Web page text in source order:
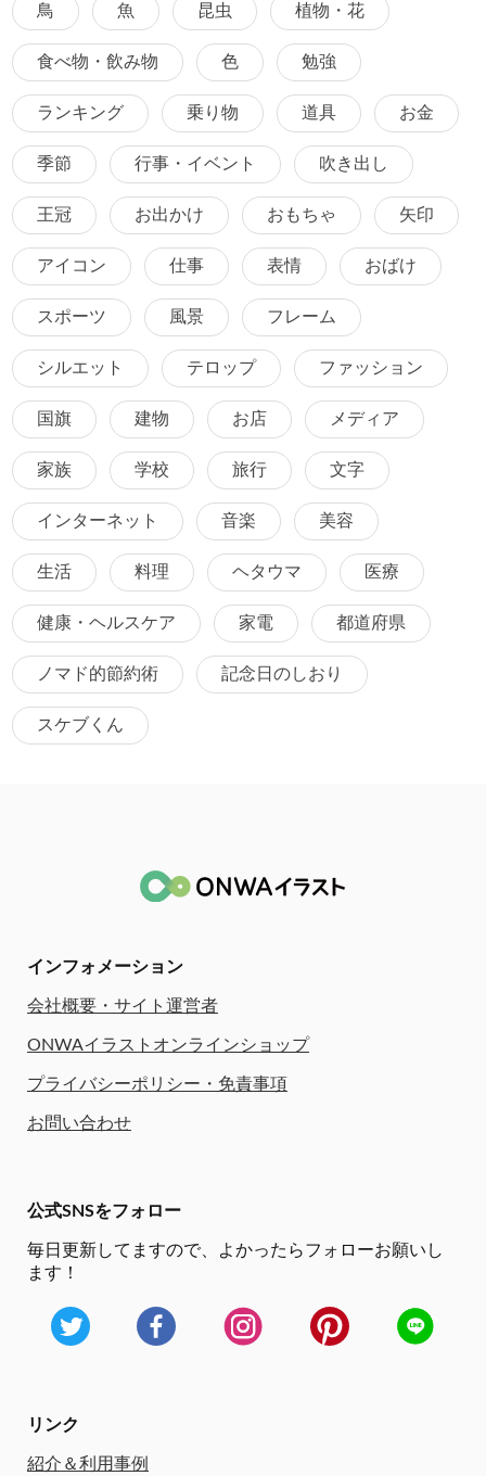
鳥 魚 昆虫 植物・花
食べ物・飲み物 色 勉強
ランキング 乗り物 道具 お金
季節 行事・イベント 吹き出し
王冠 お出かけ おもちゃ 矢印
アイコン 仕事 表情 おばけ
スポーツ 風景 フレーム
シルエット テロップ ファッション
国旗 建物 お店 メディア
家族 学校 旅行 文字
インターネット 音楽 美容
生活 料理 ヘタウマ 医療
健康・ヘルスケア 家電 都道府県
ノマド的節約術 記念日のしおり
スケブくん
インフォメーション
会社概要・サイト運営者
ONWAイラストオンラインショップ
プライバシーポリシー・免責事項
お問い合わせ
公式SNSをフォロー
毎日更新してますので、
よかったらフォローお願いし
ます！
リンク
紹介＆利用事例